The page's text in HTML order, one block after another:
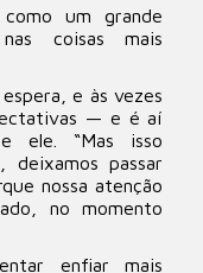
um grande
coisas mais
e às vezes
— e é aí
ele. “Mas isso
deixamos passar
nossa atenção
no momento
enfiar mais